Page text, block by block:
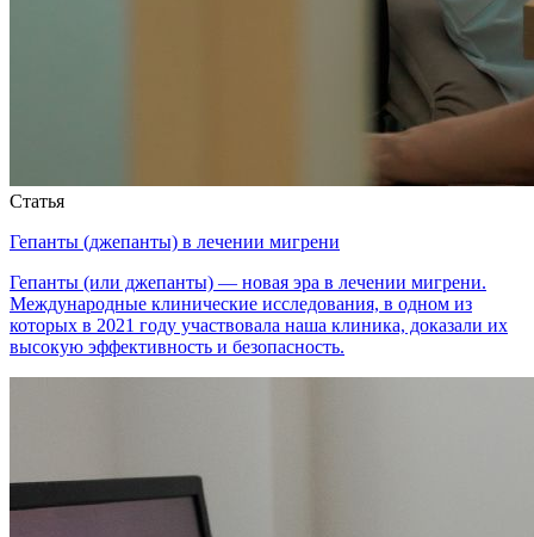
Статья
Гепанты (джепанты) в лечении мигрени
Гепанты (или джепанты) — новая эра в лечении мигрени.
Международные клинические исследования, в одном из
которых в 2021 году участвовала наша клиника, доказали их
высокую эффективность и безопасность.